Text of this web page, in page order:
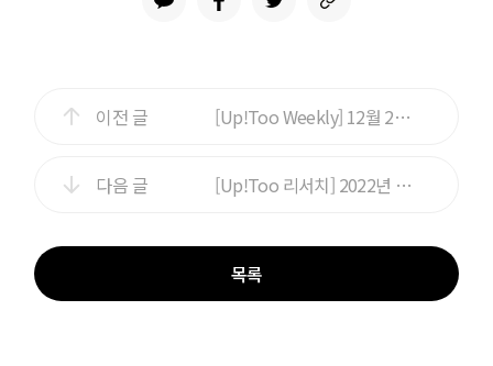
이전 글 [Up!Too Weekly] 12월 2째주 디지털 자산 주간동향
다음 글 [Up!Too 리서치] 2022년 12월 FOMC 회의 리뷰
목록